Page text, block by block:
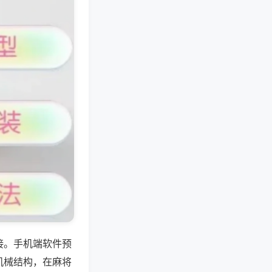
。手机端软件预
械结构，在麻将